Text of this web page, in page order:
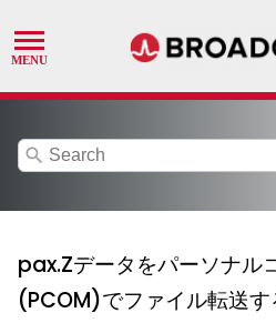
search
pax.Zデータをパーソナル
(PCOM)でファイル転送す